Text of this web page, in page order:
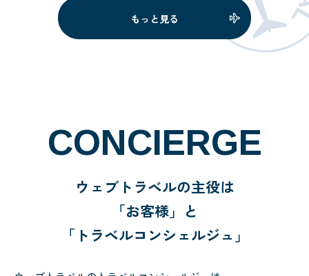
がありません。また、自分で取れる
現地チケットや予約できること […]
もっと見る
CONCIERGE
ウェブトラベルの主役は
「お客様」と
「トラベルコンシェルジュ」